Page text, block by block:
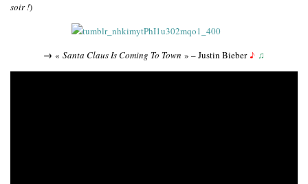
soir !)
→ « Santa Claus Is Coming To Town » – Justin Bieber ♪ ♫